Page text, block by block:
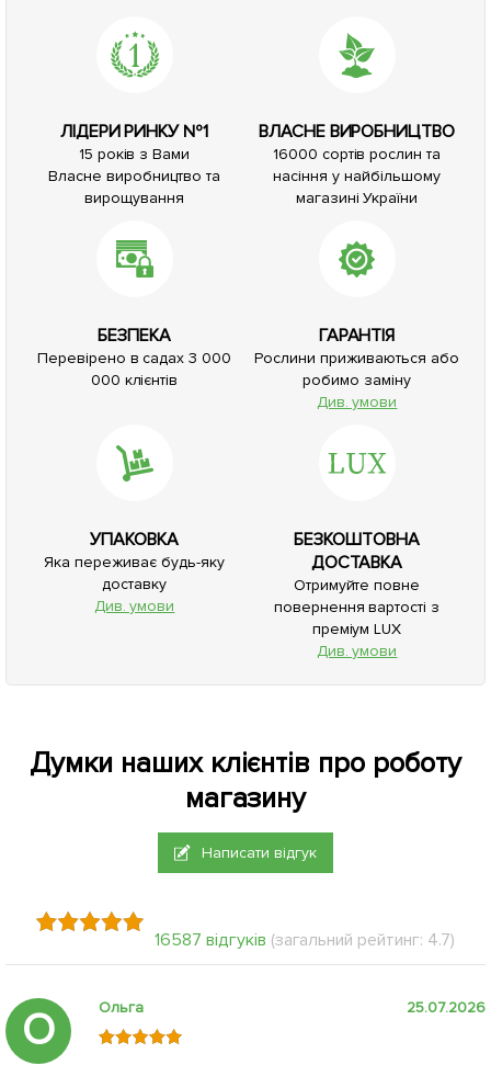
ЛІДЕРИ РИНКУ №1
15 років з Вами
Власне виробництво та
вирощування
ВЛАСНЕ ВИРОБНИЦТВО
16000 сортів рослин та
насіння у найбільшому
магазині України
БЕЗПЕКА
Перевірено в садах 3 000
000 клієнтів
ГАРАНТІЯ
Рослини приживаються або
робимо заміну
Див. умови
УПАКОВКА
Яка переживає будь-яку
доставку
Див. умови
БЕЗКОШТОВНА
ДОСТАВКА
Отримуйте повне
повернення вартості з
преміум LUX
Див. умови
Думки наших клієнтів про роботу
магазину
Написати відгук
16587 відгуків (загальний рейтинг: 4.7)
О Ольга 25.07.2026